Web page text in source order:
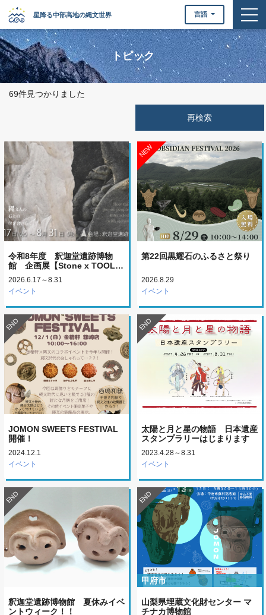
星降る中部高地の縄文世界 言語
トピック
69件見つかりました
令和8年度 釈迦堂遺跡博物
館 企画展【Stone x TOOL…
2026.6.17～8.31
イベント
NEW
第22回黒耀石のふるさと祭り
2026.8.29
イベント
END
JOMON SWEETS FESTIVAL
開催！
2024.12.1
イベント
END
太陽と月と星の物語 日本遺産
スタンプラリーはじまります
2023.4.28～8.31
イベント
END
釈迦堂遺跡博物館 夏休みイベ
ントウィーク！！
END
甲府市
山梨県埋蔵文化財センター マ
チナカ博物館